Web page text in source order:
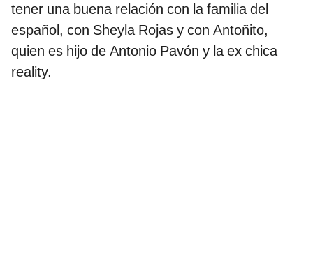
tener una buena relación con la familia del
español, con Sheyla Rojas y con Antoñito,
quien es hijo de Antonio Pavón y la ex chica
reality.